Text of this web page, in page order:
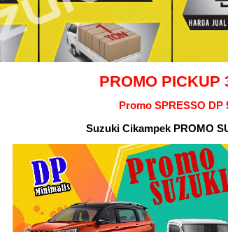
PROMO PICKUP
Promo SPRESSO DP
Suzuki Cikampek PROMO